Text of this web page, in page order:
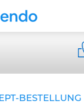
BESTELLUNG